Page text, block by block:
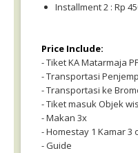
Installment 2 : Rp
Price Include:
- Tiket KA Matarmaja
- Transportasi
- Transportasi ke
- Tiket masuk Objek
- Makan 3x
- Homestay 1 Kamar 3
- Guide